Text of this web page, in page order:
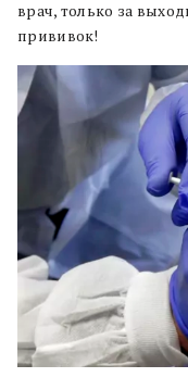
врач, только за
прививок!